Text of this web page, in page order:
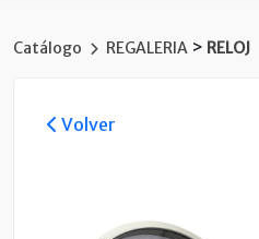
Catálogo REGALERIA > RELOJ
Volver